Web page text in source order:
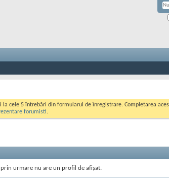
la cele 5 întrebări din formularul de înregistrare. Completarea
forumisti.
urmare nu are un profil de afișat.